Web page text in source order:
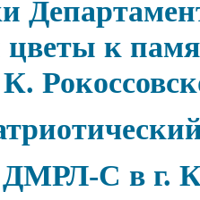
цветы к
С в г.